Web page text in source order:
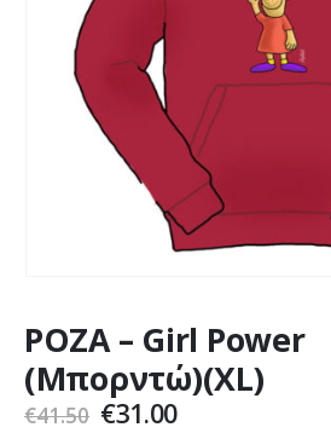
ΡΟΖΑ – Girl Power
(Μπορντώ)(XL)
€41.50 Original
€31.00Η